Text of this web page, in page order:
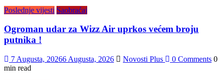
Poslednje vijesti Saobraćaj
Ogroman udar za Wizz Air uprkos većem broju
putnika !
7 Augusta, 20266 Augusta, 2026 Novosti Plus 0 Comments 0
min read